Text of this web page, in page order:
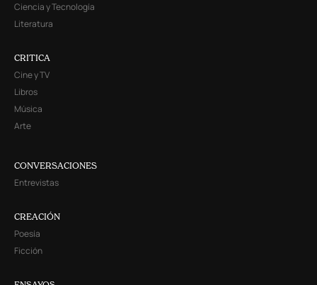
Ciencia y Tecnología
Literatura
CRITICA
Cine y TV
Libros
Música
Arte
CONVERSACIONES
Entrevistas
CREACIÓN
Poesía
Ficción